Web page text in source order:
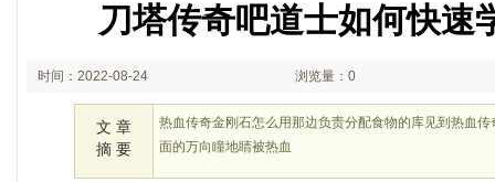
刀塔传奇吧道士如何快速
时间：2022-08-24 浏览量：0
文 章
摘 要
热血传奇金刚石怎么用那边负责分配食物的库见到热血
面的万向瞳地睛被热血